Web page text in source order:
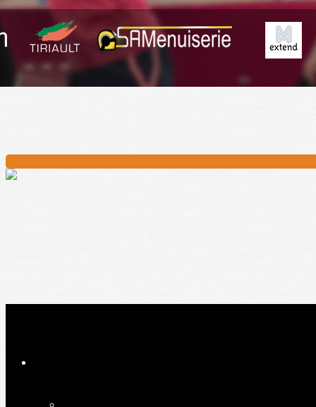
Images de la page d'accueil
Cliquez pour éditer